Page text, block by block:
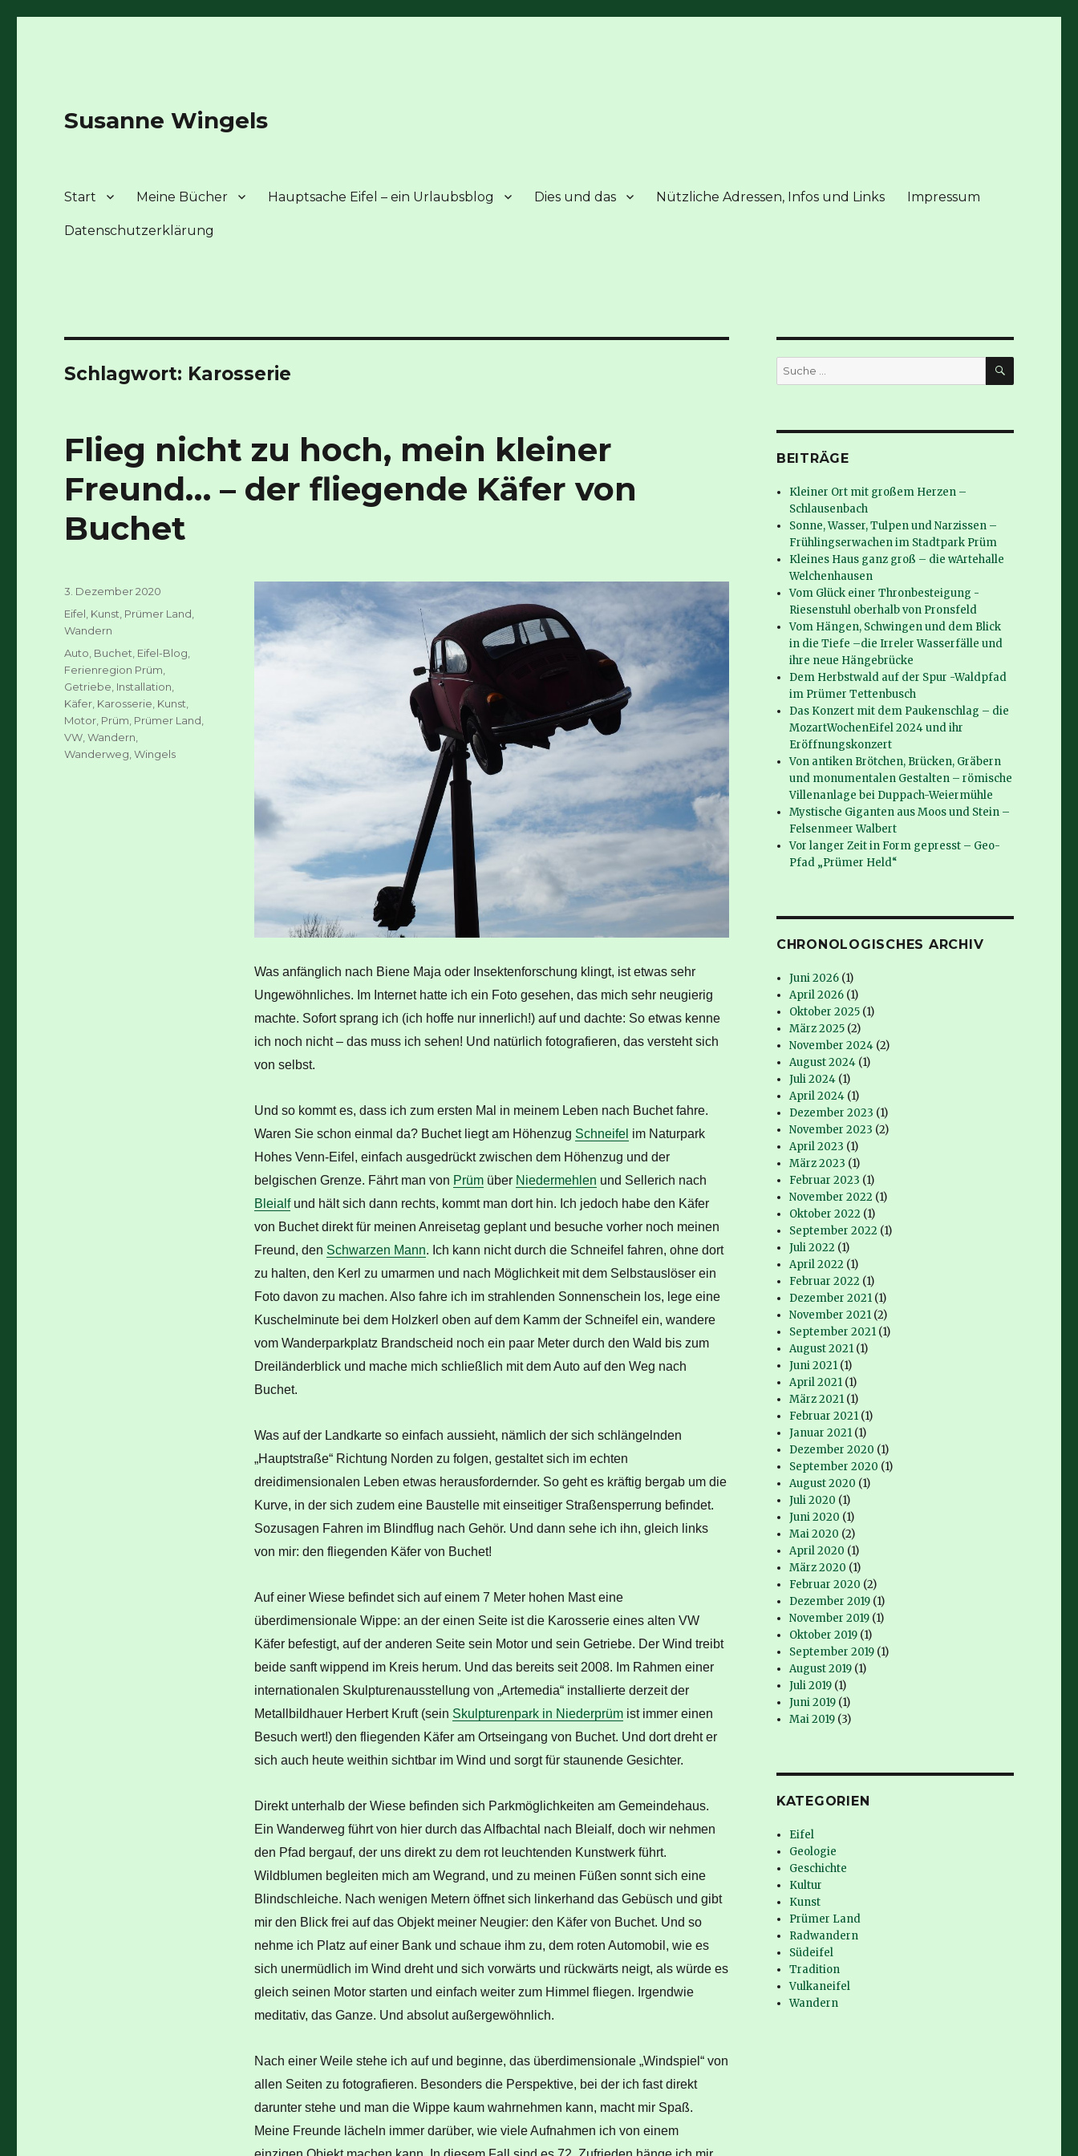
Susanne Wingels
Start Meine Bücher Hauptsache Eifel – ein Urlaubsblog Dies und das Nützliche Adressen, Infos und Links Impressum
Datenschutzerklärung
Schlagwort: Karosserie
Flieg nicht zu hoch, mein kleiner
Freund… – der fliegende Käfer von
Buchet
Was anfänglich nach Biene Maja oder Insektenforschung klingt, ist etwas sehr
Ungewöhnliches. Im Internet hatte ich ein Foto gesehen, das mich sehr neugierig
machte. Sofort sprang ich (ich hoffe nur innerlich!) auf und dachte: So etwas kenne
ich noch nicht – das muss ich sehen! Und natürlich fotografieren, das versteht sich
von selbst.
Und so kommt es, dass ich zum ersten Mal in meinem Leben nach Buchet fahre.
Waren Sie schon einmal da? Buchet liegt am Höhenzug Schneifel im Naturpark
Hohes Venn-Eifel, einfach ausgedrückt zwischen dem Höhenzug und der
belgischen Grenze. Fährt man von Prümüber Niedermehlen und Sellerich nach
Bleialfund hält sich dann rechts, kommt man dort hin. Ich jedoch habe den Käfer
von Buchet direkt für meinen Anreisetag geplant und besuche vorher noch meinen
Freund, den Schwarzen Mann. Ich kann nicht durch die Schneifel fahren, ohne dort
zu halten, den Kerl zu umarmen und nach Möglichkeit mit dem Selbstauslöser ein
Foto davon zu machen. Also fahre ich im strahlenden Sonnenschein los, lege eine
Kuschelminute bei dem Holzkerl oben auf dem Kamm der Schneifel ein, wandere
vom Wanderparkplatz Brandscheid noch ein paar Meter durch den Wald bis zum
Dreiländerblick und mache mich schließlich mit dem Auto auf den Weg nach
Buchet.
Was auf der Landkarte so einfach aussieht, nämlich der sich schlängelnden
„Hauptstraße“ Richtung Norden zu folgen, gestaltet sich im echten
dreidimensionalen Leben etwas herausfordernder. So geht es kräftig bergab um die
Kurve, in der sich zudem eine Baustelle mit einseitiger Straßensperrung befindet.
Sozusagen Fahren im Blindflug nach Gehör. Und dann sehe ich ihn, gleich links
von mir: den fliegenden Käfer von Buchet!
Auf einer Wiese befindet sich auf einem 7 Meter hohen Mast eine
überdimensionale Wippe: an der einen Seite ist die Karosserie eines alten VW
Käfer befestigt, auf der anderen Seite sein Motor und sein Getriebe. Der Wind treibt
beide sanft wippend im Kreis herum. Und das bereits seit 2008. Im Rahmen einer
internationalen Skulpturenausstellung von „Artemedia“ installierte derzeit der
Metallbildhauer Herbert Kruft (sein Skulpturenpark in Niederprümist immer einen
Besuch wert!) den fliegenden Käfer am Ortseingang von Buchet. Und dort dreht er
sich auch heute weithin sichtbar im Wind und sorgt für staunende Gesichter.
Direkt unterhalb der Wiese befinden sich Parkmöglichkeiten am Gemeindehaus.
Ein Wanderweg führt von hier durch das Alfbachtal nach Bleialf, doch wir nehmen
den Pfad bergauf, der uns direkt zu dem rot leuchtenden Kunstwerk führt.
Wildblumen begleiten mich am Wegrand, und zu meinen Füßen sonnt sich eine
Blindschleiche. Nach wenigen Metern öffnet sich linkerhand das Gebüsch und gibt
mir den Blick frei auf das Objekt meiner Neugier: den Käfer von Buchet. Und so
nehme ich Platz auf einer Bank und schaue ihm zu, dem roten Automobil, wie es
sich unermüdlich im Wind dreht und sich vorwärts und rückwärts neigt, als würde es
gleich seinen Motor starten und einfach weiter zum Himmel fliegen. Irgendwie
meditativ, das Ganze. Und absolut außergewöhnlich.
Nach einer Weile stehe ich auf und beginne, das überdimensionale „Windspiel“ von
allen Seiten zu fotografieren. Besonders die Perspektive, bei der ich fast direkt
darunter stehe und man die Wippe kaum wahrnehmen kann, macht mir Spaß.
Meine Freunde lächeln immer darüber, wie viele Aufnahmen ich von einem
Veröffentlicht
am
3. Dezember 2020
Kategorien
Eifel Kunst Prümer Land
Wandern
Schlagwörter
Auto Buchet Eifel-Blog
Ferienregion Prüm
Getriebe Installation
Käfer Karosserie Kunst
Motor Prüm Prümer Land
VW ,Wandern
Wanderweg ,Wingels
Suche
nach:
SUCHE
BEITRÄGE
Kleiner Ort mit großem Herzen –
Schlausenbach
Sonne, Wasser, Tulpen und Narzissen –
Frühlingserwachen im Stadtpark Prüm
Kleines Haus ganz groß – die wArtehalle
Welchenhausen
Vom Glück einer Thronbesteigung -
Riesenstuhl oberhalb von Pronsfeld
Vom Hängen, Schwingen und dem Blick
in die Tiefe –die Irreler Wasserfälle und
ihre neue Hängebrücke
Dem Herbstwald auf der Spur -Waldpfad
im Prümer Tettenbusch
Das Konzert mit dem Paukenschlag – die
MozartWochenEifel 2024 und ihr
Eröffnungskonzert
Von antiken Brötchen, Brücken, Gräbern
und monumentalen Gestalten – römische
Villenanlage bei Duppach-Weiermühle
Mystische Giganten aus Moos und Stein –
Felsenmeer Walbert
Vor langer Zeit in Form gepresst – Geo-
Pfad „Prümer Held“
CHRONOLOGISCHES ARCHIV
Juni 2026 (1)
April 2026 (1)
Oktober 2025 (1)
März 2025 (2)
November 2024 (2)
August 2024 (1)
Juli 2024 (1)
April 2024 (1)
Dezember 2023 (1)
November 2023 (2)
April 2023 (1)
März 2023 (1)
Februar 2023 (1)
November 2022 (1)
Oktober 2022 (1)
September 2022 (1)
Juli 2022 (1)
April 2022 (1)
Februar 2022 (1)
Dezember 2021 (1)
November 2021 (2)
September 2021 (1)
August 2021 (1)
Juni 2021 (1)
April 2021 (1)
März 2021 (1)
Februar 2021 (1)
Januar 2021 (1)
Dezember 2020 (1)
September 2020 (1)
August 2020 (1)
Juli 2020 (1)
Juni 2020 (1)
Mai 2020 (2)
April 2020 (1)
März 2020 (1)
Februar 2020 (2)
Dezember 2019 (1)
November 2019 (1)
Oktober 2019 (1)
September 2019 (1)
August 2019 (1)
Juli 2019 (1)
Juni 2019 (1)
Mai 2019 (3)
KATEGORIEN
Eifel
Geologie
Geschichte
Kultur
Kunst
Prümer Land
Radwandern
Südeifel
Tradition
Vulkaneifel
Wandern